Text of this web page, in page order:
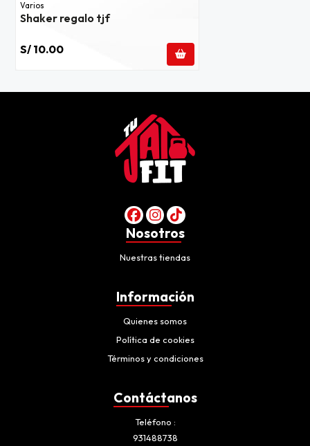
Varios
Shaker regalo tjf
S/ 10.00
Nosotros
Nuestras tiendas
Información
Quienes somos
Política de cookies
Términos y condiciones
Contáctanos
Teléfono
931488738